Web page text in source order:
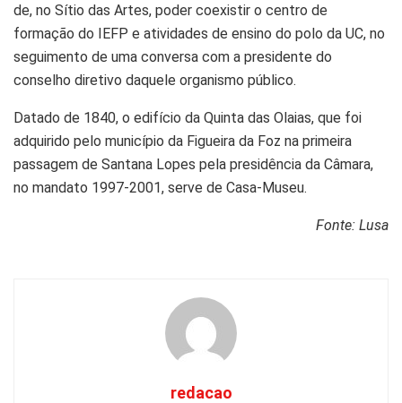
de, no Sítio das Artes, poder coexistir o centro de
formação do IEFP e atividades de ensino do polo da UC, no
seguimento de uma conversa com a presidente do
conselho diretivo daquele organismo público.
Datado de 1840, o edifício da Quinta das Olaias, que foi
adquirido pelo município da Figueira da Foz na primeira
passagem de Santana Lopes pela presidência da Câmara,
no mandato 1997-2001, serve de Casa-Museu.
Fonte: Lusa
redacao